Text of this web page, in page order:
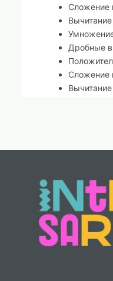
Сложение
Дробные
Сложение